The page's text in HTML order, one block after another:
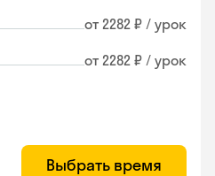
от 2282 ₽ / урок
от 2282 ₽ / урок
Выбрать время